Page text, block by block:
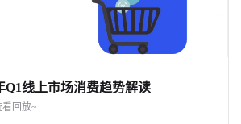
Q1线上市场消费趋势解读
回放~